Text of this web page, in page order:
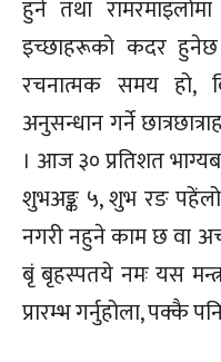
हुने तथा
इच्छाहरूको कदर हुनेछ
रचनात्मक समय हो,
अनुसन्धान गर्ने
। आज ३० प्रतिशत
शुभअङ्क ५, शुभ रङ
नगरी नहुने काम छ वा
बृं बृहस्पतये नमः यस
प्रारम्भ गर्नुहोला, पक्कै